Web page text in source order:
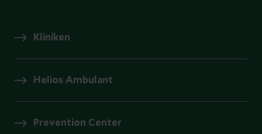
Kliniken
Helios Ambulant
Prevention Center